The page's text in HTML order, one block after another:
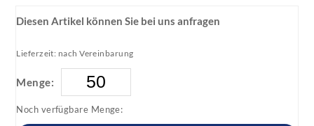
Diesen Artikel können Sie bei uns anfragen
Lieferzeit: nach Vereinbarung
Menge:
Noch verfügbare Menge: